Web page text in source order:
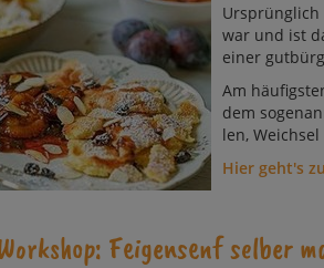
Ursprünglich
war und ist
ei­ner
Am
dem
len,
Hier geht's
Feigensenf selber